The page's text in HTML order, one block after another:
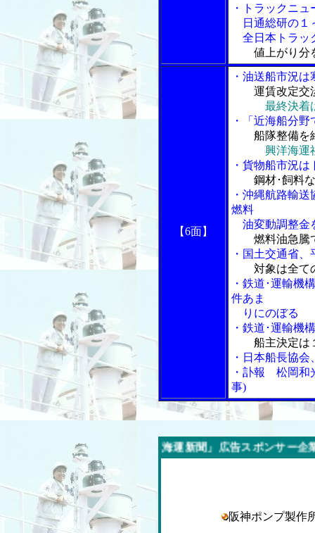
・トラックニュ
日通総研の１
全日本トラッ
値上がり分
【6面】
・油送船市況
運賃改定交
最終決着
・「近海船分
船隊整備を
興洋海
・貨物船市況
鋼材･飼料
・沖縄航路輸
燃料
油変動調整金
燃料油急騰
・国土交通省
対象は全て
・鉄道･運輸機
件あま
りにのぼる
・鉄道･運輸機
船主決定は
・日本船長協
・訃報 松岡和
事)
今週の「内航海運新聞」広告スポンサー企業
阪神ポンプ製